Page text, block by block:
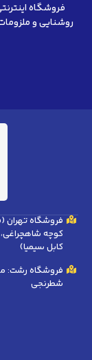
فروشگاه
فروشگاه تهران
کابل سیمیا)
فروشگاه رشت:
شطرنجی